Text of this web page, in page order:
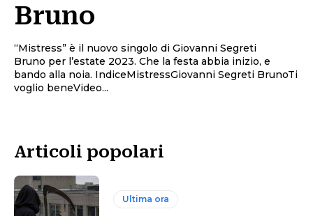
Bruno
“Mistress” è il nuovo singolo di Giovanni Segreti
Bruno per l’estate 2023. Che la festa abbia inizio, e
bando alla noia. IndiceMistressGiovanni Segreti BrunoTi
voglio beneVideo...
Articoli popolari
Ultima ora